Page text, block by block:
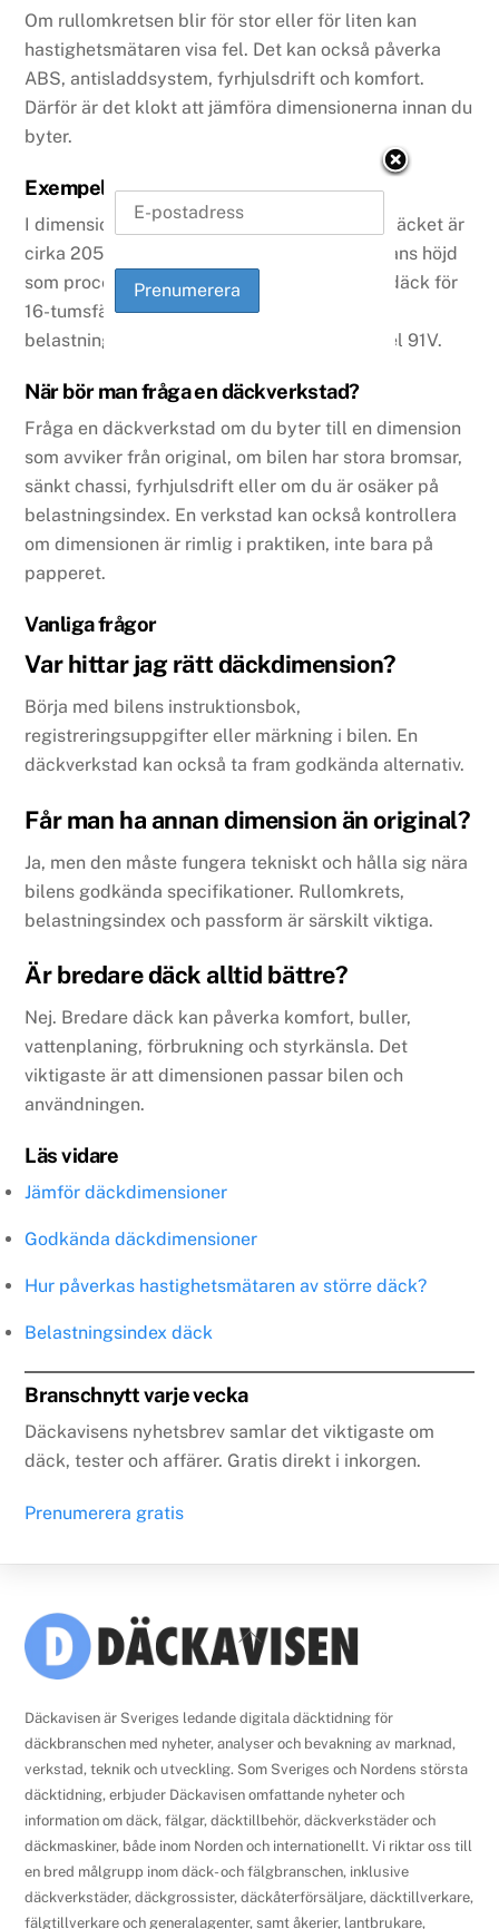
Om rullomkretsen blir för stor eller för liten kan
hastighetsmätaren visa fel. Det kan också påverka
ABS, antisladdsystem, fyrhjulsdrift och komfort.
Därför är det klokt att jämföra dimensionerna innan du
byter.
Exempel: vad betyder 205/55 R16?
I dimensionen 205/55 R16
betyder 205 att däcket är
cirka 205 mm brett. 55 är profilen, alltså sidans höjd
som procent av bredden. R16 betyder radialdäck för
16-tumsfälg. Efter dimensionen kommer ofta
belastnings- och hastighetsindex, till exempel 91V.
När bör man fråga en däckverkstad?
Fråga en däckverkstad om du byter till en dimension
som avviker från original, om bilen har stora bromsar,
sänkt chassi, fyrhjulsdrift eller om du är osäker på
belastningsindex. En verkstad kan också kontrollera
om dimensionen är rimlig i praktiken, inte bara på
papperet.
Vanliga frågor
Var hittar jag rätt däckdimension?
Börja med bilens instruktionsbok,
registreringsuppgifter eller märkning i bilen. En
däckverkstad kan också ta fram godkända alternativ.
Får man ha annan dimension än original?
Ja, men den måste fungera tekniskt och hålla sig nära
bilens godkända specifikationer. Rullomkrets,
belastningsindex och passform är särskilt viktiga.
Är bredare däck alltid bättre?
Nej. Bredare däck kan påverka komfort, buller,
vattenplaning, förbrukning och styrkänsla. Det
viktigaste är att dimensionen passar bilen och
användningen.
Läs vidare
Jämför däckdimensioner
Godkända däckdimensioner
Hur påverkas hastighetsmätaren av större däck?
Belastningsindex däck
Branschnytt varje vecka
Däckavisens nyhetsbrev samlar det viktigaste om
däck, tester och affärer. Gratis direkt i inkorgen.
Prenumerera gratis
Back
To
Däckavisen är Sveriges ledande digitala däcktidning för
däckbranschen med nyheter, analyser och bevakning av marknad,
verkstad, teknik och utveckling. Som Sveriges och Nordens största
däcktidning, erbjuder Däckavisen omfattande nyheter och
information om däck, fälgar, däcktillbehör, däckverkstäder och
däckmaskiner, både inom Norden och internationellt. Vi riktar oss till
en bred målgrupp inom däck- och fälgbranschen, inklusive
däckverkstäder, däckgrossister, däckåterförsäljare, däcktillverkare,
fälgtillverkare och generalagenter, samt åkerier, lantbrukare,